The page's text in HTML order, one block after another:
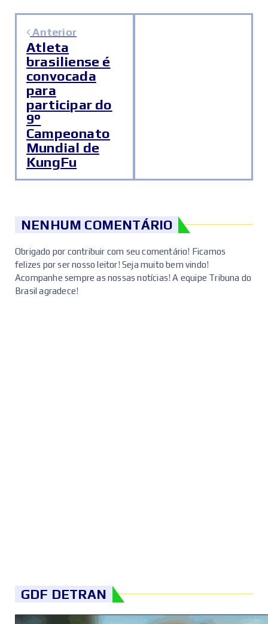
Anterior
Atleta
brasiliense é
convocada
para
participar do
9°
Campeonato
Mundial de
KungFu
NENHUM COMENTÁRIO
Obrigado por contribuir com seu comentário! Ficamos
felizes por ser nosso leitor! Seja muito bem vindo!
Acompanhe sempre as nossas notícias! A equipe Tribuna do
Brasil agradece!
GDF DETRAN